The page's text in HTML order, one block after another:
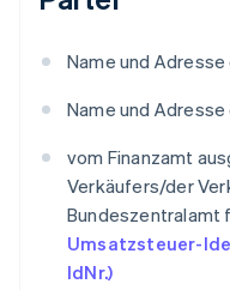
Name und
Name und
vom Finanzamt
Verkäufers/der
Bundeszentralamt
Umsatzsteuer-
IdNr.)